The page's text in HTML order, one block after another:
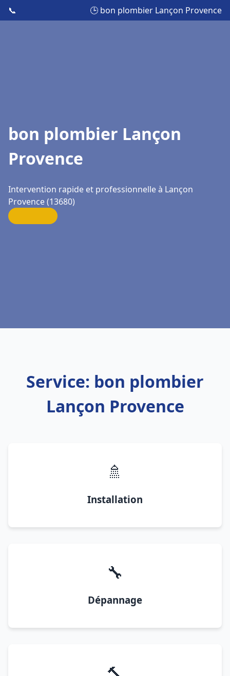
📞 🕒 bon plombier Lançon Provence
bon plombier Lançon
Provence
Intervention rapide et professionnelle à Lançon
Provence (13680)
Service: bon plombier
Lançon Provence
🚿
Installation
🔧
Dépannage